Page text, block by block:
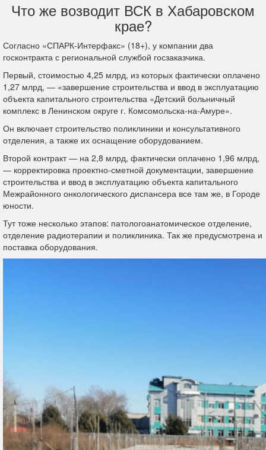
Что же возводит ВСК в Хабаровском
крае?
Согласно «СПАРК-Интерфакс» (18+), у компании два
госконтракта с региональной службой госзаказчика.
Первый, стоимостью 4,25 млрд, из которых фактически оплачено
1,27 млрд, — «завершение строительства и ввод в эксплуатацию
объекта капитального строительства «Детский больничный
комплекс в Ленинском округе г. Комсомольска-на-Амуре».
Он включает строительство поликлиники и консультативного
отделения, а также их оснащение оборудованием.
Второй контракт — на 2,8 млрд, фактически оплачено 1,96 млрд,
— корректировка проектно-сметной документации, завершение
строительства и ввод в эксплуатацию объекта капитального
Межрайонного онкологического диспансера все там же, в Городе
юности.
Тут тоже несколько этапов: патологоанатомическое отделение,
отделение радиотерапии и поликлиника. Так же предусмотрена и
поставка оборудования.